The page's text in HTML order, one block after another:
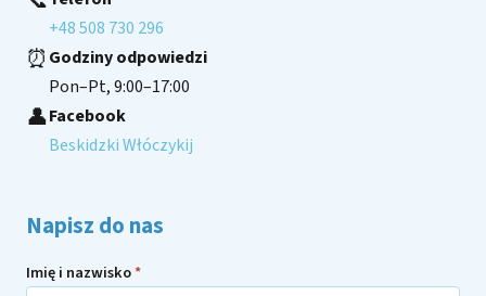
+48 508 730 296
⏰ Godziny odpowiedzi
Pon–Pt, 9:00–17:00
👤Facebook
Beskidzki Włóczykij
Napisz do nas
Imię i nazwisko*